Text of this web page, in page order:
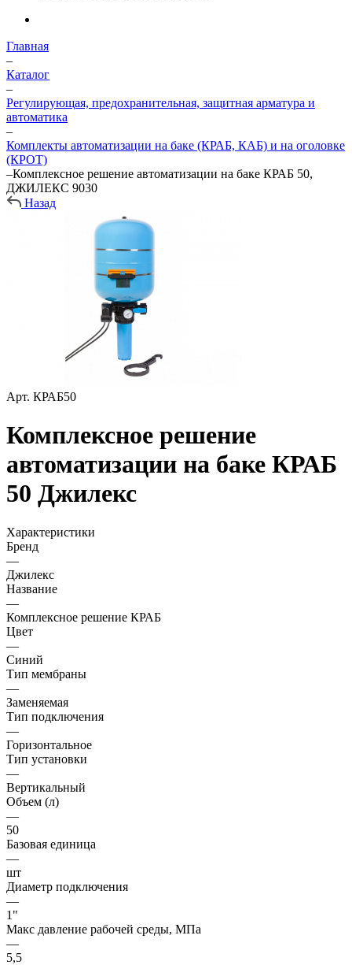
Главная
–
Каталог
–
Регулирующая, предохранительная, защитная арматура и
автоматика
–
Комплекты автоматизации на баке (КРАБ, КАБ) и на оголовке
(КРОТ)
–Комплексное решение автоматизации на баке КРАБ 50,
ДЖИЛЕКС 9030
Назад
Арт. КРАБ50
Комплексное решение
автоматизации на баке КРАБ
50 Джилекс
Характеристики
Бренд
—
Джилекс
Название
—
Комплексное решение КРАБ
Цвет
—
Синий
Тип мембраны
—
Заменяемая
Тип подключения
—
Горизонтальное
Тип установки
—
Вертикальный
Объем (л)
—
50
Базовая единица
—
шт
Диаметр подключения
—
1"
Макс давление рабочей среды, МПа
—
5,5